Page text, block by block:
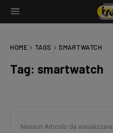
HOME TAGS SMARTWATCH
Tag: smartwatch
Nessun Articolo da visualizzare